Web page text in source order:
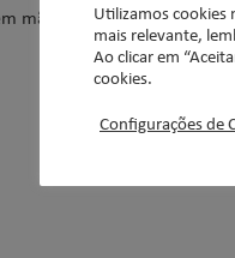
mães?” Com certeza,
Utilizamos cookies
mais relevante,
Ao clicar em
cookies.
Configurações de